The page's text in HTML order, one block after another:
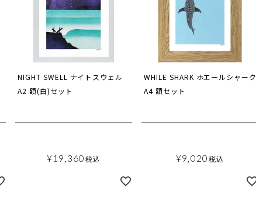
NIGHT SWELL ナイトスウェル
A2 額(白)セット
¥19,360 税込
WHILE SHARK ホエールシャーク
A4 額セット
¥9,020 税込